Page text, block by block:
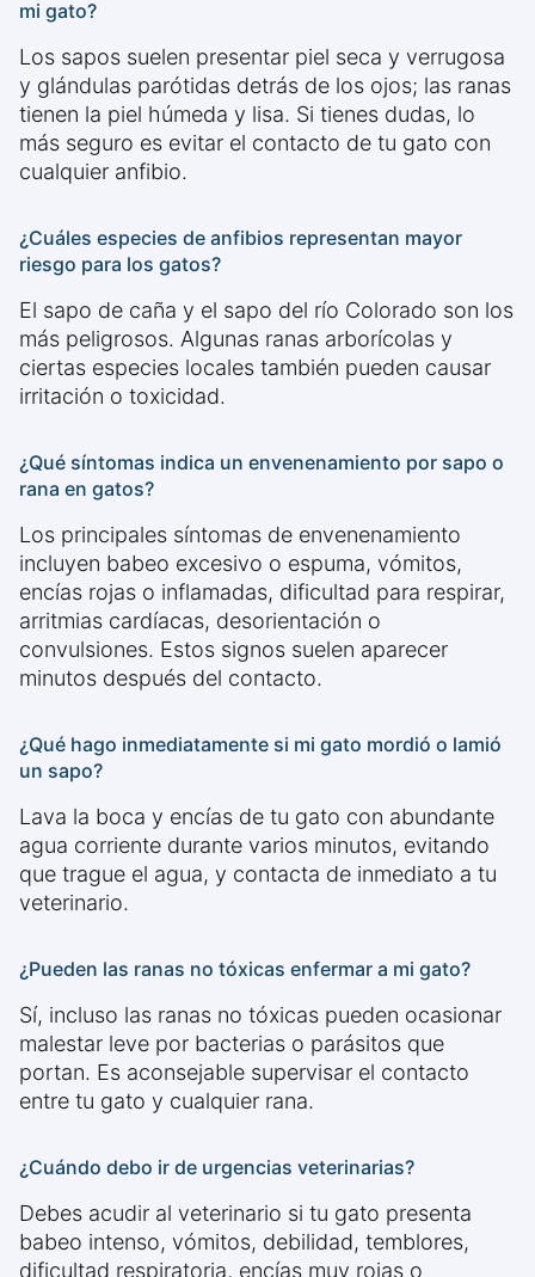
mi gato?
Los sapos suelen presentar piel seca y verrugosa
y glándulas parótidas detrás de los ojos; las ranas
tienen la piel húmeda y lisa. Si tienes dudas, lo
más seguro es evitar el contacto de tu gato con
cualquier anfibio.
¿Cuáles especies de anfibios representan mayor
riesgo para los gatos?
El sapo de caña y el sapo del río Colorado son los
más peligrosos. Algunas ranas arborícolas y
ciertas especies locales también pueden causar
irritación o toxicidad.
¿Qué síntomas indica un envenenamiento por sapo o
rana en gatos?
Los principales síntomas de envenenamiento
incluyen babeo excesivo o espuma, vómitos,
encías rojas o inflamadas, dificultad para respirar,
arritmias cardíacas, desorientación o
convulsiones. Estos signos suelen aparecer
minutos después del contacto.
¿Qué hago inmediatamente si mi gato mordió o lamió
un sapo?
Lava la boca y encías de tu gato con abundante
agua corriente durante varios minutos, evitando
que trague el agua, y contacta de inmediato a tu
veterinario.
¿Pueden las ranas no tóxicas enfermar a mi gato?
Sí, incluso las ranas no tóxicas pueden ocasionar
malestar leve por bacterias o parásitos que
portan. Es aconsejable supervisar el contacto
entre tu gato y cualquier rana.
¿Cuándo debo ir de urgencias veterinarias?
Debes acudir al veterinario si tu gato presenta
babeo intenso, vómitos, debilidad, temblores,
dificultad respiratoria, encías muy rojas o